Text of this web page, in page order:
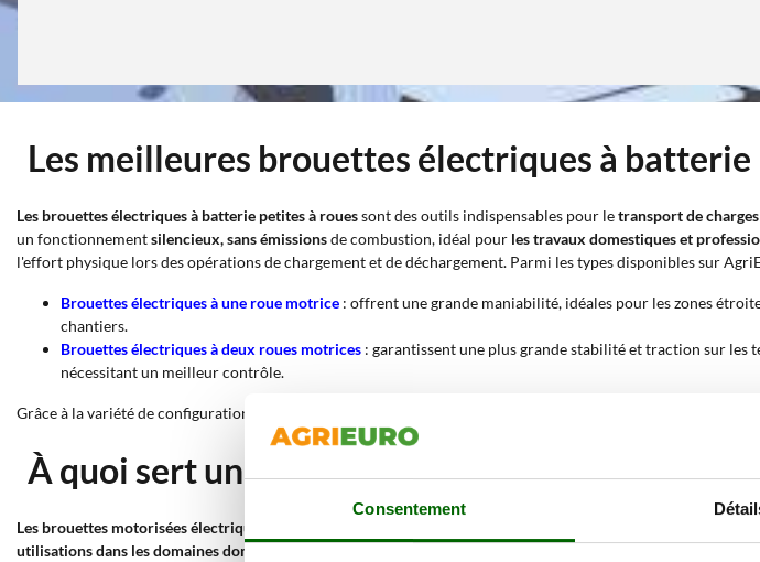
Consentement
Les meilleures brouettes électriques à
Les brouettes électriques à batterie petites à rouessont des outils indispensables pour letransport de
un fonctionnementsilencieux, sans émissionsde combustion, idéal pour les travaux domestiques et
l'effort physique lors des opérations de chargement et de déchargement. Parmi les types disponibles sur
Brouettes électriques à une roue motrice : offrent une grande maniabilité, idéales pour les zones
chantiers.
Brouettes électriques à deux roues motrices : garantissent une plus grande stabilité et traction sur les
nécessitant un meilleur contrôle.
Grâce à la variété de configurations, ces brouettes représentent une solution efficace pour ceux qui ont
À quoi sert une petite brouette électrique à
Les brouettes motorisées électriques petites avec roues
utilisations dans les domaines domestique, agricole et de la construction